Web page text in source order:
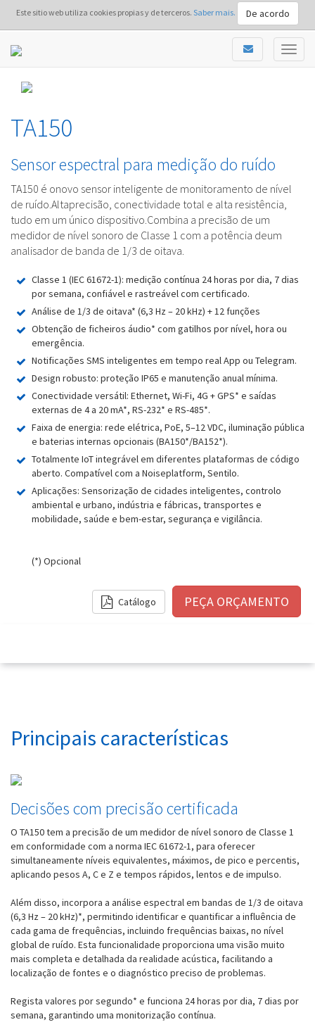
Este sitio web utiliza cookies propias y de terceros. Saber mais. De acordo
TA150
Sensor espectral para medição do ruído
TA150 é onovo sensor inteligente de monitoramento de nível
de ruído.Altaprecisão, conectividade total e alta resistência,
tudo em um único dispositivo.Combina a precisão de um
medidor de nível sonoro de Classe 1 com a potência deum
analisador de banda de 1/3 de oitava.
Classe 1 (IEC 61672-1): medição contínua 24 horas por dia, 7 dias
por semana, confiável e rastreável com certificado.
Análise de 1/3 de oitava* (6,3 Hz – 20 kHz) + 12 funções
Obtenção de ficheiros áudio* com gatilhos por nível, hora ou
emergência.
Notificações SMS inteligentes em tempo real App ou Telegram.
Design robusto: proteção IP65 e manutenção anual mínima.
Conectividade versátil: Ethernet, Wi-Fi, 4G + GPS* e saídas
externas de 4 a 20 mA*, RS-232* e RS-485*.
Faixa de energia: rede elétrica, PoE, 5–12 VDC, iluminação pública
e baterias internas opcionais (BA150*/BA152*).
Totalmente IoT integrável em diferentes plataformas de código
aberto. Compatível com a Noiseplatform, Sentilo.
Aplicações: Sensorização de cidades inteligentes, controlo
ambiental e urbano, indústria e fábricas, transportes e
mobilidade, saúde e bem-estar, segurança e vigilância.
(*) Opcional
Catálogo
Principais características
Decisões com precisão certificada
O TA150 tem a precisão de um medidor de nível sonoro de Classe 1
em conformidade com a norma IEC 61672-1, para oferecer
simultaneamente níveis equivalentes, máximos, de pico e percentis,
aplicando pesos A, C e Z e tempos rápidos, lentos e de impulso.
Além disso, incorpora a análise espectral em bandas de 1/3 de oitava
(6,3 Hz – 20 kHz)*, permitindo identificar e quantificar a influência de
cada gama de frequências, incluindo frequências baixas, no nível
global de ruído. Esta funcionalidade proporciona uma visão muito
mais completa e detalhada da realidade acústica, facilitando a
localização de fontes e o diagnóstico preciso de problemas.
Regista valores por segundo* e funciona 24 horas por dia, 7 dias por
semana, garantindo uma monitorização contínua.